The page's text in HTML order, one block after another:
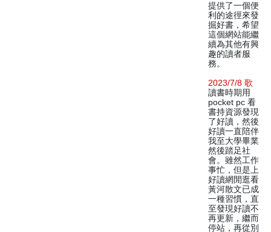
提供了一個便
利的途徑來發
掘好書，希望
這個網站能繼
續為其他有興
趣的讀者服
務。
2023/7/8 歌
讀書時期用
pocket pc 看
書持資源發現
了好讀，然後
好讀一直陪伴
我至大學畢業
然後踏足社
會。雖然工作
事忙，但是上
好讀網閒逛看
黃河散文已成
一種習慣，直
至發現好讀不
再更新，繼而
停站，再從別